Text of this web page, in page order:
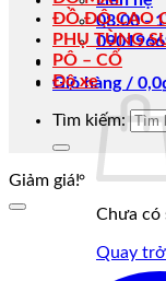
08:00 -
Giỏ hàng / 0,0
Chưa có
Quay
ĐỒ ĐỘ CAO
PHỤ TÙNG
PÔ – CỔ
Độ xe
Tìm kiếm:
Giảm giá!